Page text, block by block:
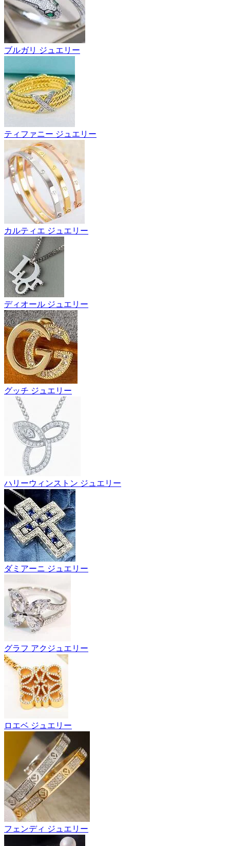
ブルガリ ジュエリー
ティファニー ジュエリー
カルティエ ジュエリー
ディオール ジュエリー
グッチ ジュエリー
ハリーウィンストン ジュエリー
ダミアーニ ジュエリー
グラフ アクジュエリー
ロエベ ジュエリー
フェンディ ジュエリー